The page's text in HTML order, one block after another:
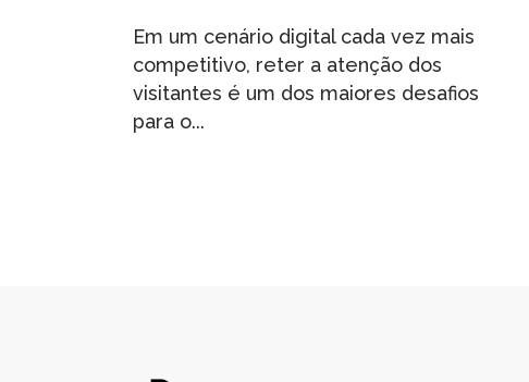
Em um cenário digital cada vez mais
competitivo, reter a atenção dos
visitantes é um dos maiores desafios
para o...